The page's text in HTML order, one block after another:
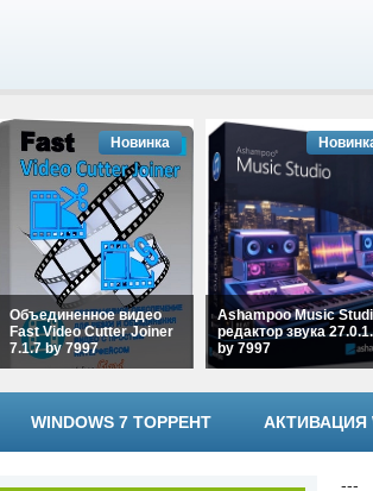
Объединенное видео
Fast Video Cutter Joiner
7.1.7 by 7997
Новинка
Ashampoo Music
редактор звука
by 7997
WINDOWS 7 ТОРРЕНТ АКТИВАЦИЯ
---